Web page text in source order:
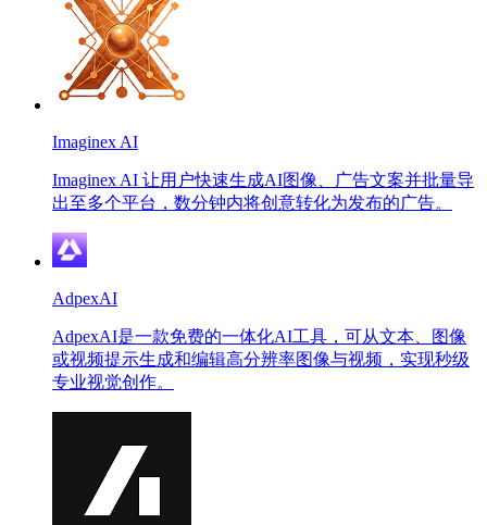
Imaginex AI
Imaginex AI 让用户快速生成AI图像、广告文案并批量导
出至多个平台，数分钟内将创意转化为发布的广告。
AdpexAI
AdpexAI是一款免费的一体化AI工具，可从文本、图像
或视频提示生成和编辑高分辨率图像与视频，实现秒级
专业视觉创作。